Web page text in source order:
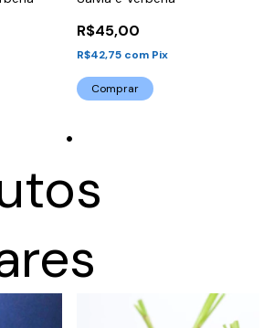
R$45,00
R$42,75 com Pix
Comprar